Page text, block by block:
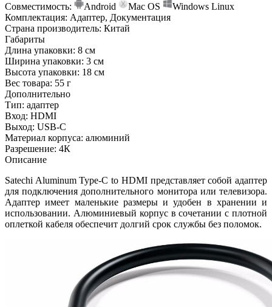
Совместимость:
Android Mac OS Windows Linux
Комплектация: Адаптер, Документация
Страна производитель: Китай
Габариты
Длина упаковки: 8 см
Ширина упаковки: 3 см
Высота упаковки: 18 см
Вес товара: 55 г
Дополнительно
Тип: адаптер
Вход: HDMI
Выход: USB-C
Материал корпуса: алюминий
Разрешение: 4К
Описание
Satechi Aluminum Type-C to HDMI представляет собой адаптер
для подключения дополнительного монитора или телевизора.
Адаптер имеет маленькие размеры и удобен в хранении и
использовании. Алюминиевый корпус в сочетании с плотной
оплеткой кабеля обеспечит долгий срок службы без поломок.